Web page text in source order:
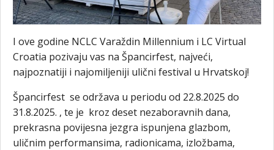
I ove godine NCLC Varaždin Millennium i LC Virtual
Croatia pozivaju vas na Špancirfest, najveći,
najpoznatiji i najomiljeniji ulični festival u Hrvatskoj!
Špancirfest se održava u periodu od 22.8.2025 do
31.8.2025. , te je kroz deset nezaboravnih dana,
prekrasna povijesna jezgra ispunjena glazbom,
uličnim performansima, radionicama, izložbama,